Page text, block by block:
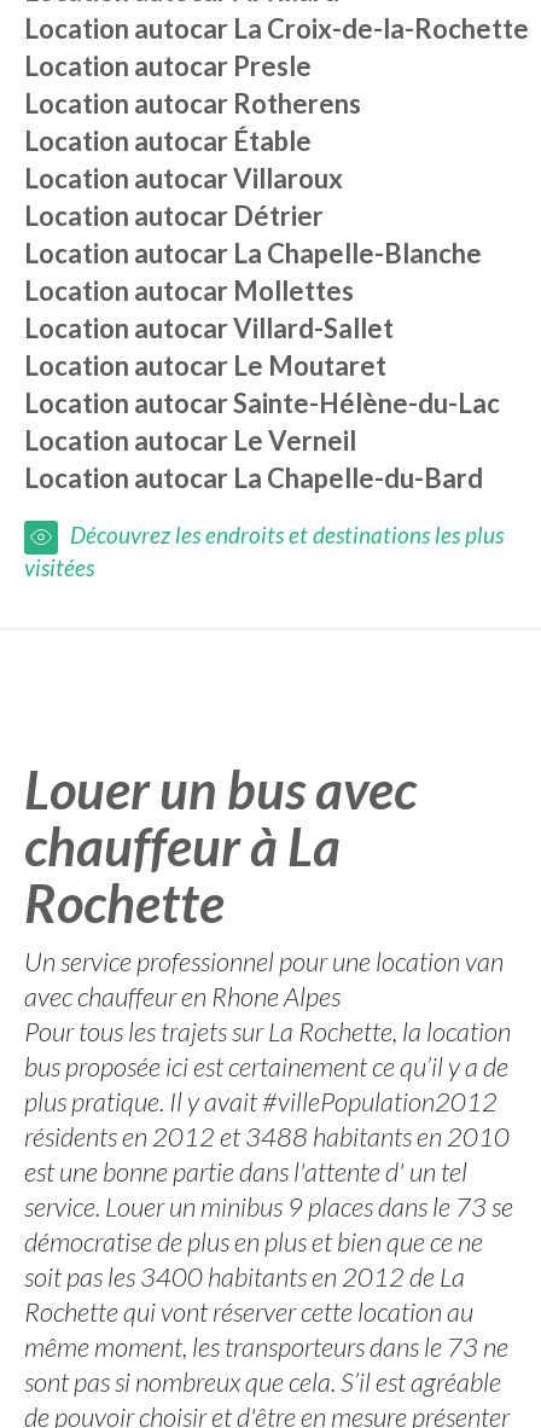
Location autocar La Croix-de-la-Rochette
Location autocar Presle
Location autocar Rotherens
Location autocar Étable
Location autocarVillaroux
Location autocar Détrier
Location autocar La Chapelle-Blanche
Location autocar Mollettes
Location autocarVillard-Sallet
Location autocar Le Moutaret
Location autocarSainte-Hélène-du-Lac
Location autocar Le Verneil
Location autocar La Chapelle-du-Bard
Découvrez les endroits et destinations les plus
visitées
Louer un bus avec
chauffeur à La
Rochette
Un service professionnel pour une location van
avec chauffeur en Rhone Alpes
Pour tous les trajets sur La Rochette, la location
bus proposée ici est certainement ce qu’il y a de
plus pratique. Il y avait #villePopulation2012
résidents en 2012 et 3488 habitants en 2010
est une bonne partie dans l'attente d' un tel
service. Louer un minibus 9 places dans le 73 se
démocratise de plus en plus et bien que ce ne
soit pas les 3400 habitants en 2012 de La
Rochette qui vont réserver cette location au
même moment, les transporteurs dans le 73 ne
sont pas si nombreux que cela. S’il est agréable
de pouvoir choisir et d'être en mesure présenter